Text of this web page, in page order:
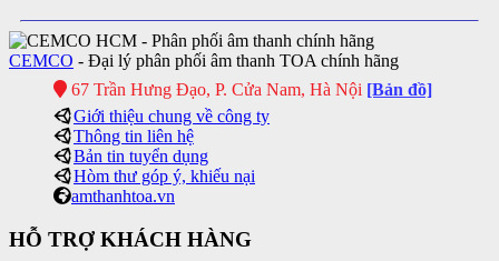
CEMCO - Đại lý phân phối âm thanh TOA chính hãng
67 Trần Hưng Đạo, P. Cửa Nam, Hà Nội [Bản đồ]
Giới thiệu chung về công ty
Thông tin liên hệ
Bản tin tuyển dụng
Hòm thư góp ý, khiếu nại
amthanhtoa.vn
HỖ TRỢ KHÁCH HÀNG